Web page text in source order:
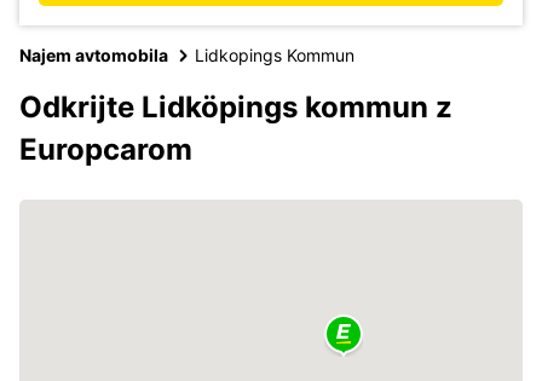
Najem avtomobila Lidkopings Kommun
Odkrijte Lidköpings kommun z
Europcarom